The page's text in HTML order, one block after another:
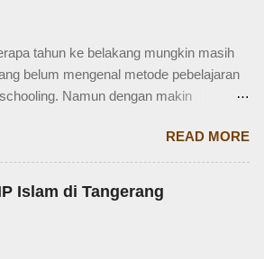
kita hanya menggunakan "cousin"
membed...
khusus dibuat untuk pengendara dengan
juga adalah manusia biasa yang
berkendara untuk melakukan
seperti mencari nafkah, menuntut
dengan SIM khusus sesuai
yang dibutuhkan. SIM D yang berlaku di
dibagi menjadi dua macam yaitu SIM
dan SIM D1 untuk pengendara mobil
tahun ke belakang mungkin masih
belum mengenal metode pebelajaran
Namun dengan makin
jadi makin dikenal dan
diminati. Homeschooling merupakan
metode belajar yang sudah mulai tak
sekarang dan menjadi pilihan sebagian
adalah model pendidikan
READ MORE
Islam di Tangerang